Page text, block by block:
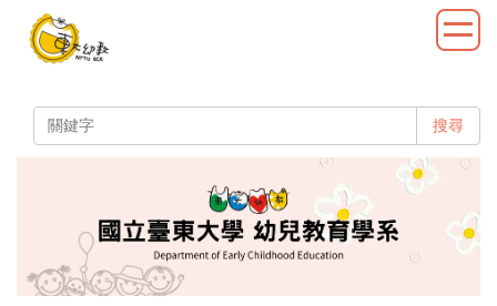
搜尋